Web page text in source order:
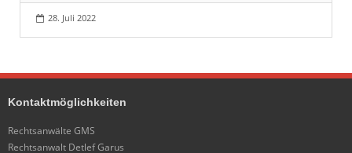
28. Juli 2022
Kontaktmöglichkeiten
Rechtsanwälte GMS
Rechtsanwalt Detlef Garus